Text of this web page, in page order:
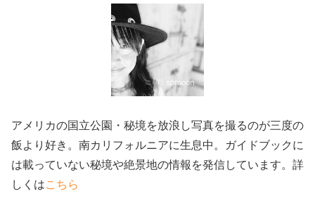
アメリカの国立公園・秘境を放浪し写真を撮るのが三度の
飯より好き。南カリフォルニアに生息中。ガイドブックに
は載っていない秘境や絶景地の情報を発信しています。詳
しくはこちら